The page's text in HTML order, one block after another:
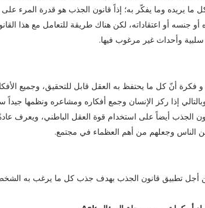
يريده وما يفكّر به؛ إذاً قانون الجذب هو قدرة المرء
جنسه أو اعتقاداته، لكن هناك طريقة للتعامل مع هذا
وأحداث غير مرغوب فيها.
فكرة أنّ كل ما يحتفظ به العقل قابل للتحقيق، وجميع
إذا ركز الإنسان وجمع أفكاره ومشاعره ونظمها
الجذب أيضاً على استخدام قوة العقل الباطني، ويعرف
من الناس وجعلهم من أهم العظماء في مجتمع.
أجل تطبيق قانون الجذب بهدف جذب كل ما يرغب به